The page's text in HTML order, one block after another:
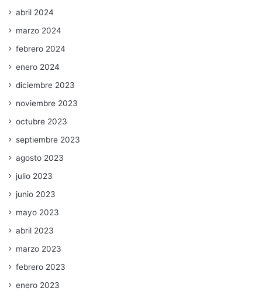
abril 2024
marzo 2024
febrero 2024
enero 2024
diciembre 2023
noviembre 2023
octubre 2023
septiembre 2023
agosto 2023
julio 2023
junio 2023
mayo 2023
abril 2023
marzo 2023
febrero 2023
enero 2023